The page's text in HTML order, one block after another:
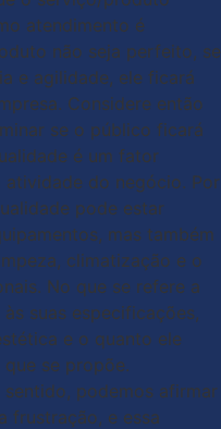
atendimento é
não seja perfeito, se
e agilidade, ele ficará
Considere então
se o público ficará
é um fator
do negócio. Por
pode estar
mas também
climatização e o
No que se refere a
suas especificações,
e o quanto ele
se propõe.
podemos afirmar
frustração, e essa